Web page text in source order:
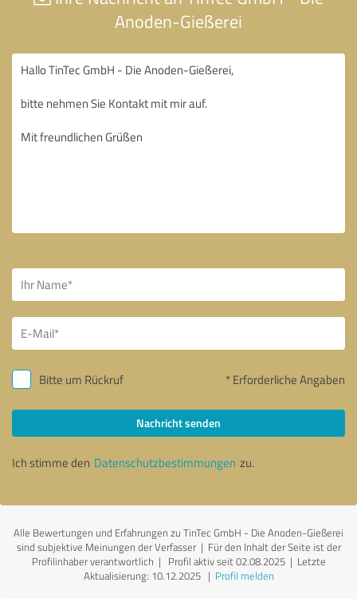
Anoden-Gießerei
Bitte um Rückruf * Erforderliche Angaben
Nachricht senden
Ich stimme den Datenschutzbestimmungen zu.
Alle Bewertungen und Erfahrungen zu TinTec GmbH - Die Anoden-Gießerei
sind subjektive Meinungen der Verfasser | Für den Inhalt der Seite ist der
Profilinhaber verantwortlich | Profil aktiv seit 02.08.2025 | Letzte
Aktualisierung: 10.12.2025| Profil melden